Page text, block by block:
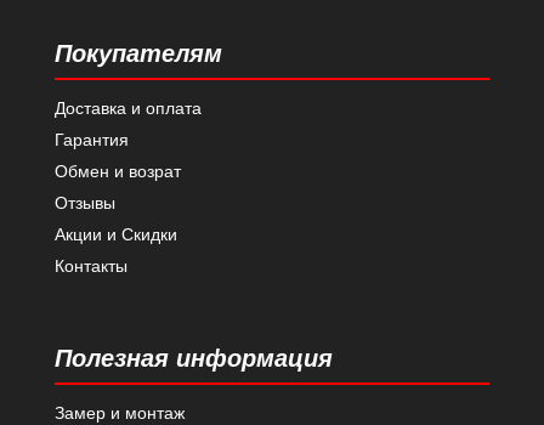
Покупателям
Доставка и оплата
Гарантия
Обмен и возрат
Отзывы
Акции и Скидки
Контакты
Полезная информация
Замер и монтаж